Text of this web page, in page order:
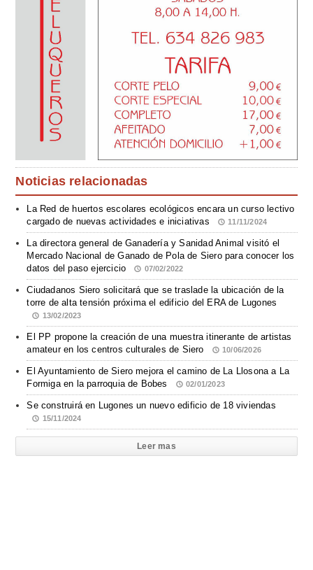
Noticias relacionadas
La Red de huertos escolares ecológicos encara un curso lectivo
cargado de nuevas actividades e iniciativas
11/11/2024
La directora general de Ganadería y Sanidad Animal visitó el
Mercado Nacional de Ganado de Pola de Siero para conocer los
datos del paso ejercicio
07/02/2022
Ciudadanos Siero solicitará que se traslade la ubicación de la
torre de alta tensión próxima el edificio del ERA de Lugones
13/02/2023
El PP propone la creación de una muestra itinerante de artistas
amateur en los centros culturales de Siero
10/06/2026
El Ayuntamiento de Siero mejora el camino de La Llosona a La
Formiga en la parroquia de Bobes
02/01/2023
Se construirá en Lugones un nuevo edificio de 18 viviendas
15/11/2024
Leer mas